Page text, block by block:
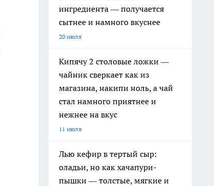
ингредиента — получается
сытнее и намного вкуснее
20 июля
Кипячу 2 столовые ложки —
чайник сверкает как из
магазина, накипи ноль, а чай
стал намного приятнее и
нежнее на вкус
11 июля
Лью кефир в тертый сыр:
оладьи, но как хачапури-
пышки — толстые, мягкие и